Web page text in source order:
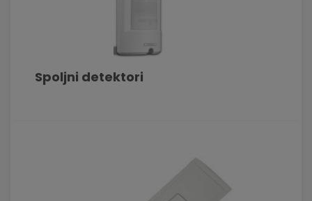
Spoljni detektori